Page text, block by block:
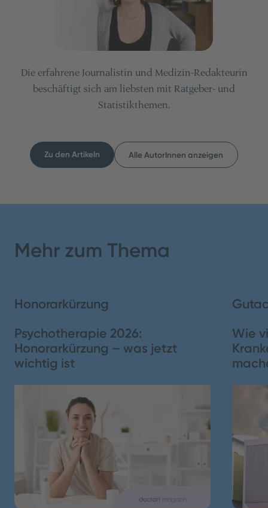
Die erfahrene Journalistin und Medizin-Redakteurin
beschäftigt sich am liebsten mit Ratgeber- und
Statistikthemen.
Zu den Artikeln Alle AutorInnen anzeigen
1. Orthopäden sind besonders unzufrieden
Schließen
Mehr zum Thema
Honorarkürzung
Psychotherapie 2026:
Honorarkürzung – was jetzt
wichtig ist
Wie